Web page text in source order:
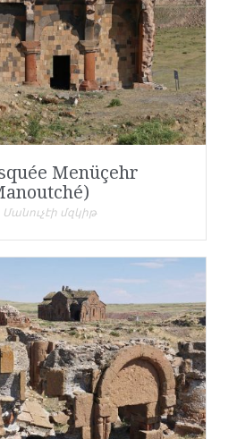
Menüçehr
Մանուչէի մզկիթ